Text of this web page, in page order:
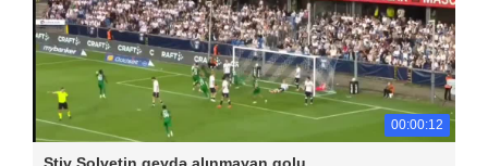
00:00:12